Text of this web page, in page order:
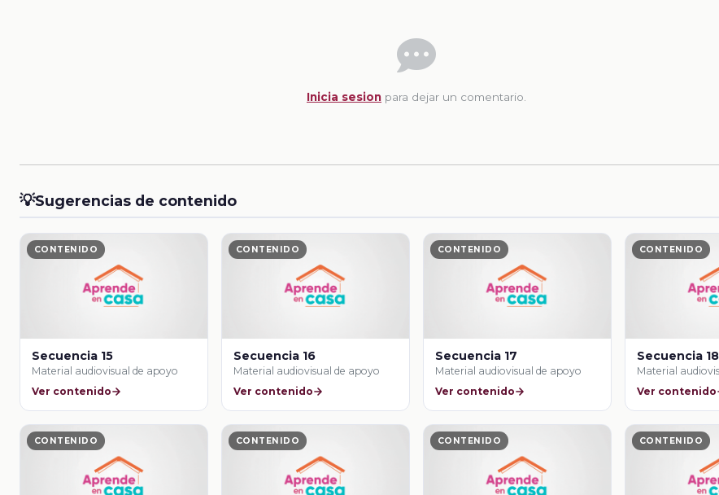
Inicia sesion para dejar un comentario.
💡Sugerencias de contenido
CONTENIDO
Secuencia 15
Material audiovisual de apoyo
Ver contenido
CONTENIDO
Secuencia 16
Material audiovisual de apoyo
Ver contenido
CONTENIDO
Secuencia 17
Material audiovisual de apoyo
Ver contenido
CONTENIDO
Secuencia 18
Material
Ver contenido
CONTENIDO CONTENIDO CONTENIDO CONTENIDO